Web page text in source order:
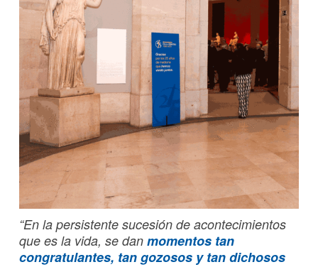
“En la persistente sucesión de acontecimientos
que es la vida, se dan momentos tan
congratulantes, tan gozosos y tan dichosos